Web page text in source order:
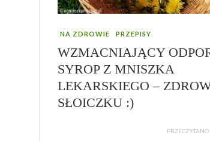
NA ZDROWIE PRZEPISY
WZMACNIAJĄCY
SYROP Z MNISZKA
LEKARSKIEGO –
SŁOICZKU :)